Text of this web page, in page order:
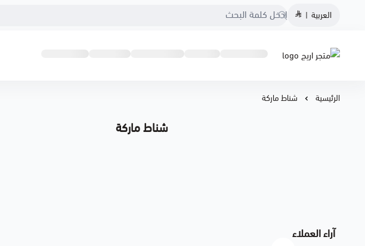
العربية |
متجر اريج
الرئيسية شناط ماركة
شناط ماركة
آراء العملاء